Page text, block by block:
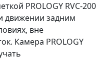
PROLOGY RVC-200
движении задним
вне
Камера PROLOGY